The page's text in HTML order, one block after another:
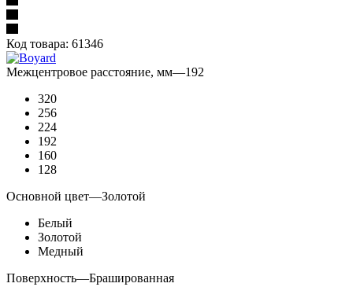
Код товара: 61346
Межцентровое расстояние, мм—192
320
256
224
192
160
128
Основной цвет—Золотой
Белый
Золотой
Медный
Поверхность—Брашированная